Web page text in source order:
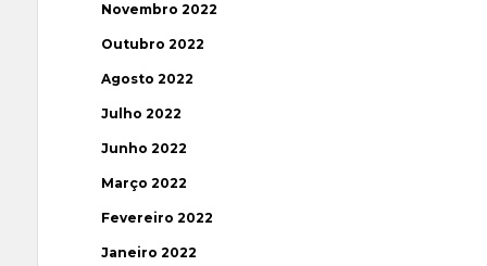
Novembro 2022
Outubro 2022
Agosto 2022
Julho 2022
Junho 2022
Março 2022
Fevereiro 2022
Janeiro 2022